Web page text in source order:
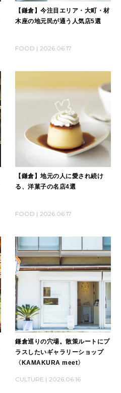
【鎌倉】今注目エリア・大町・材
木座の地元民が通う人気店5選
FOOD 2026.06.17
【鎌倉】地元の人に愛され続け
る、洋菓子の名店4選
FOOD 2026.06.17
鎌倉巡りの穴場。散策ルートにプ
ラスしたいギャラリーショップ
〈KAMAKURA meet〉
CULTURE 2026.06.16